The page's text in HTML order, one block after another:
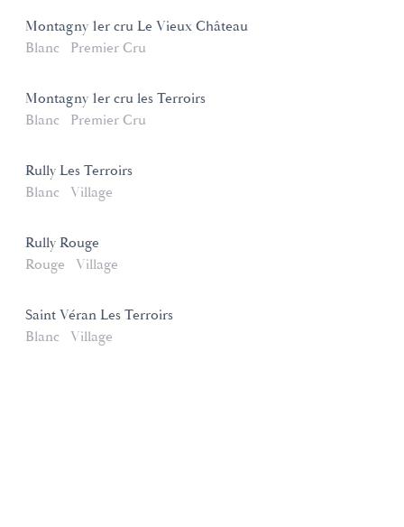
Montagny 1er cru Le Vieux Château
Blanc
Premier Cru
Montagny 1er cru les Terroirs
Blanc
Premier Cru
Rully Les Terroirs
Blanc
Village
Rully Rouge
Rouge
Village
Saint Véran Les Terroirs
Blanc
Village